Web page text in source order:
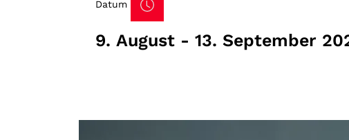
Datum
9. August - 13. September